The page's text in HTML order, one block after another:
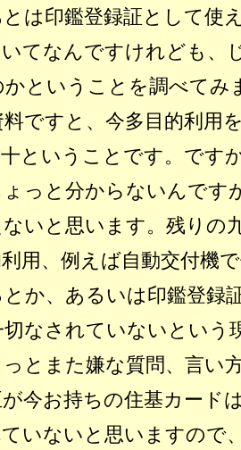
は印鑑登録証として使
てなんですけれども、
ということを調べてみ
ですと、今多目的利用
ということです。です
っと分からないんです
いと思います。残りの
用、例えば自動交付機
とか、あるいは印鑑登録
なされていないという
とまた嫌な質問、言い
今お持ちの住基カード
いないと思いますので